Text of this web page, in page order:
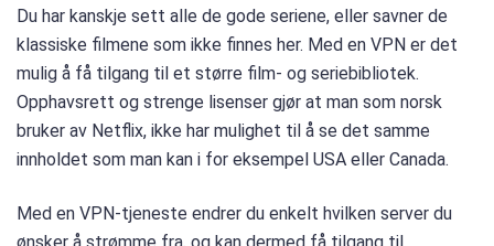
Du har kanskje sett alle de gode seriene, eller savner de
klassiske filmene som ikke finnes her. Med en VPN er det
mulig å få tilgang til et større film- og seriebibliotek.
Opphavsrett og strenge lisenser gjør at man som norsk
bruker av Netflix, ikke har mulighet til å se det samme
innholdet som man kan i for eksempel USA eller Canada.
Med en VPN-tjeneste endrer du enkelt hvilken server du